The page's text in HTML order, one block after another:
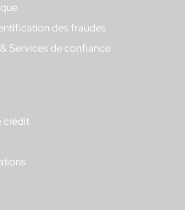
des fraudes
Services de confiance
crédit